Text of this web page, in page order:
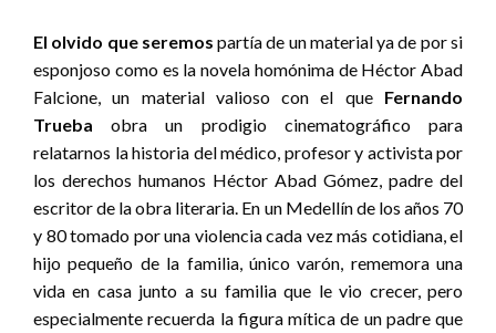
El olvido que seremos partía de un material ya de por si
esponjoso como es la novela homónima de Héctor Abad
Falcione, un material valioso con el que Fernando
Trueba obra un prodigio cinematográfico para
relatarnos la historia del médico, profesor y activista por
los derechos humanos Héctor Abad Gómez, padre del
escritor de la obra literaria. En un Medellín de los años 70
y 80 tomado por una violencia cada vez más cotidiana, el
hijo pequeño de la familia, único varón, rememora una
vida en casa junto a su familia que le vio crecer, pero
especialmente recuerda la figura mítica de un padre que